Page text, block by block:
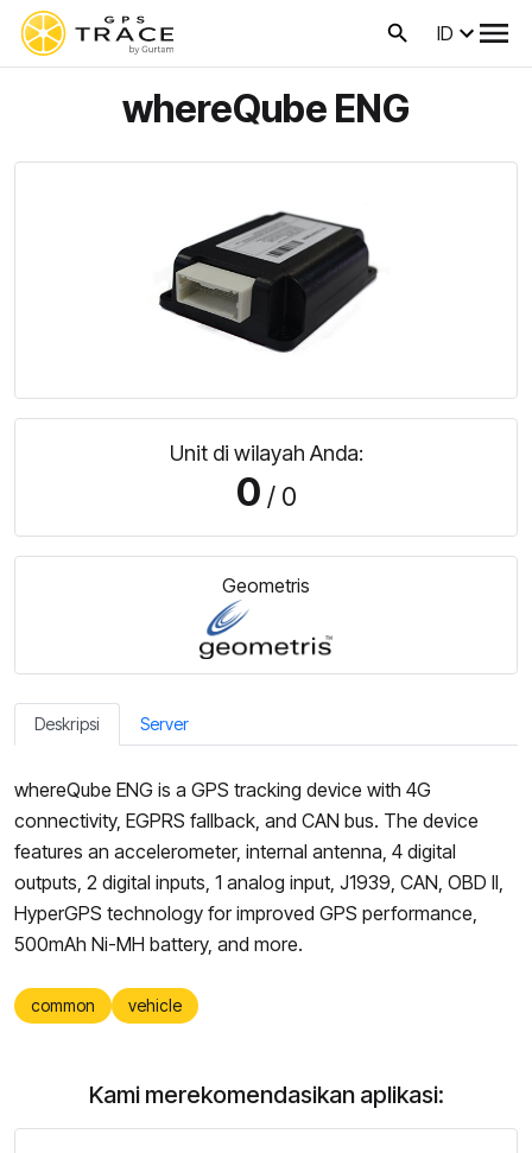
ID
whereQube ENG
Unit di wilayah Anda:
0 / 0
Geometris
Deskripsi Server
whereQube ENG is a GPS tracking device with 4G
connectivity, EGPRS fallback, and CAN bus. The device
features an accelerometer, internal antenna, 4 digital
outputs, 2 digital inputs, 1 analog input, J1939, CAN, OBD II,
HyperGPS technology for improved GPS performance,
500mAh Ni-MH battery, and more.
common vehicle
Kami merekomendasikan aplikasi: